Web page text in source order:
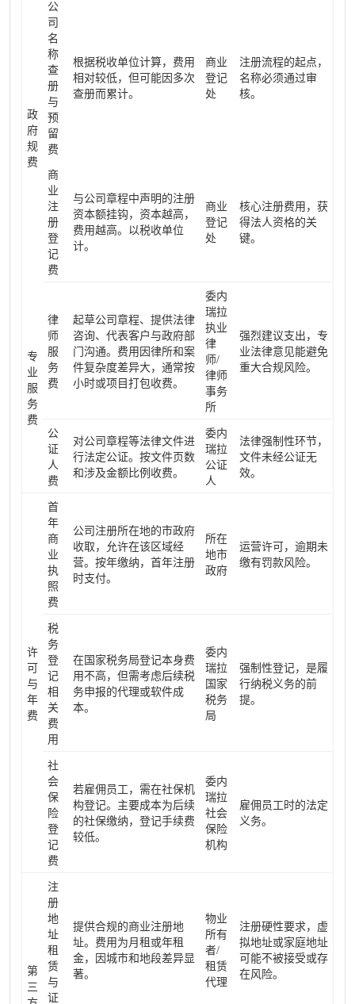
政
府
规
费
公
司
名
称
查
册
与
预
留
费
根据税收单位计算，费用
相对较低，但可能因多次
查册而累计。
商业
登记
处
注册流程的起点，
名称必须通过审
核。
商
业
注
册
登
记
费
与公司章程中声明的注册
资本额挂钩，资本越高，
费用越高。以税收单位
计。
商业
登记
处
核心注册费用，获
得法人资格的关
键。
专
业
服
务
费
律
师
服
务
费
起草公司章程、提供法律
咨询、代表客户与政府部
门沟通。费用因律所和案
件复杂度差异大，通常按
小时或项目打包收费。
委内
瑞拉
执业
律
师/
律师
事务
所
强烈建议支出，专
业法律意见能避免
重大合规风险。
公
证
人
费
对公司章程等法律文件进
行法定公证。按文件页数
和涉及金额比例收费。
委内
瑞拉
公证
人
法律强制性环节，
文件未经公证无
效。
许
可
与
年
费
首
年
商
业
执
照
费
公司注册所在地的市政府
收取，允许在该区域经
营。按年缴纳，首年注册
时支付。
所在
地市
政府
运营许可，逾期未
缴有罚款风险。
税
务
登
记
相
关
费
用
在国家税务局登记本身费
用不高，但需考虑后续税
务申报的代理或软件成
本。
委内
瑞拉
国家
税务
局
强制性登记，是履
行纳税义务的前
提。
社
会
保
险
登
记
费
若雇佣员工，需在社保机
构登记。主要成本为后续
的社保缴纳，登记手续费
较低。
委内
瑞拉
社会
保险
机构
雇佣员工时的法定
义务。
第
三
注
册
地
址
租
赁
与
证
提供合规的商业注册地
址。费用为月租或年租
金，因城市和地段差异显
著。
物业
所有
者/
租赁
代理
注册硬性要求，虚
拟地址或家庭地址
可能不被接受或存
在风险。